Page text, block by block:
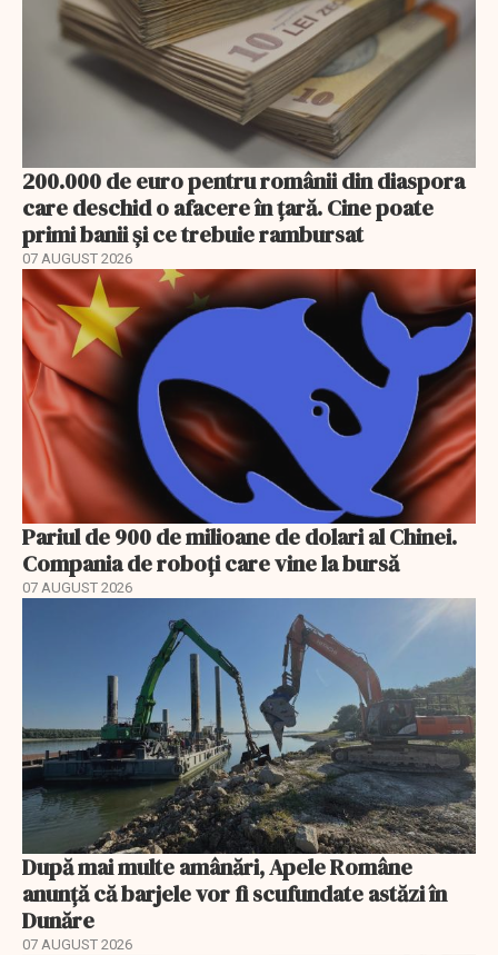
200.000 de euro pentru românii din diaspora
care deschid o afacere în țară. Cine poate
primi banii și ce trebuie rambursat
07 AUGUST 2026
Pariul de 900 de milioane de dolari al Chinei.
Compania de roboți care vine la bursă
07 AUGUST 2026
După mai multe amânări, Apele Române
anunță că barjele vor fi scufundate astăzi în
Dunăre
07 AUGUST 2026